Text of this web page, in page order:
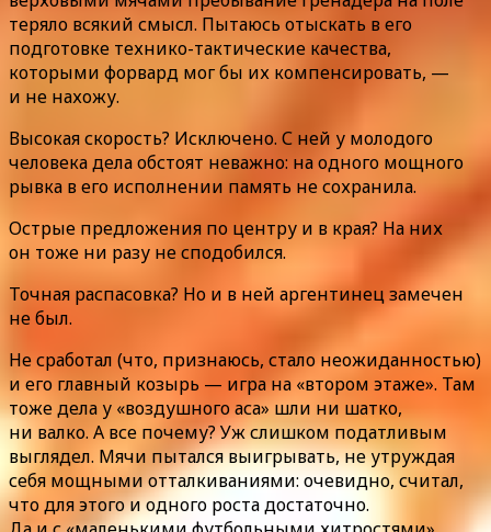
теряло всякий смысл. Пытаюсь отыскать в его
подготовке технико-тактические качества,
которыми форвард мог бы их компенсировать, —
и не нахожу.
Высокая скорость? Исключено. С ней у молодого
человека дела обстоят неважно: на одного мощного
рывка в его исполнении память не сохранила.
Острые предложения по центру и в края? На них
он тоже ни разу не сподобился.
Точная распасовка? Но и в ней аргентинец замечен
не был.
Не сработал (что, признаюсь, стало неожиданностью)
и его главный козырь — игра на «втором этаже». Там
тоже дела у «воздушного аса» шли ни шатко,
ни валко. А все почему? Уж слишком податливым
выглядел. Мячи пытался выигрывать, не утруждая
себя мощными отталкиваниями: очевидно, считал,
что для этого и одного роста достаточно.